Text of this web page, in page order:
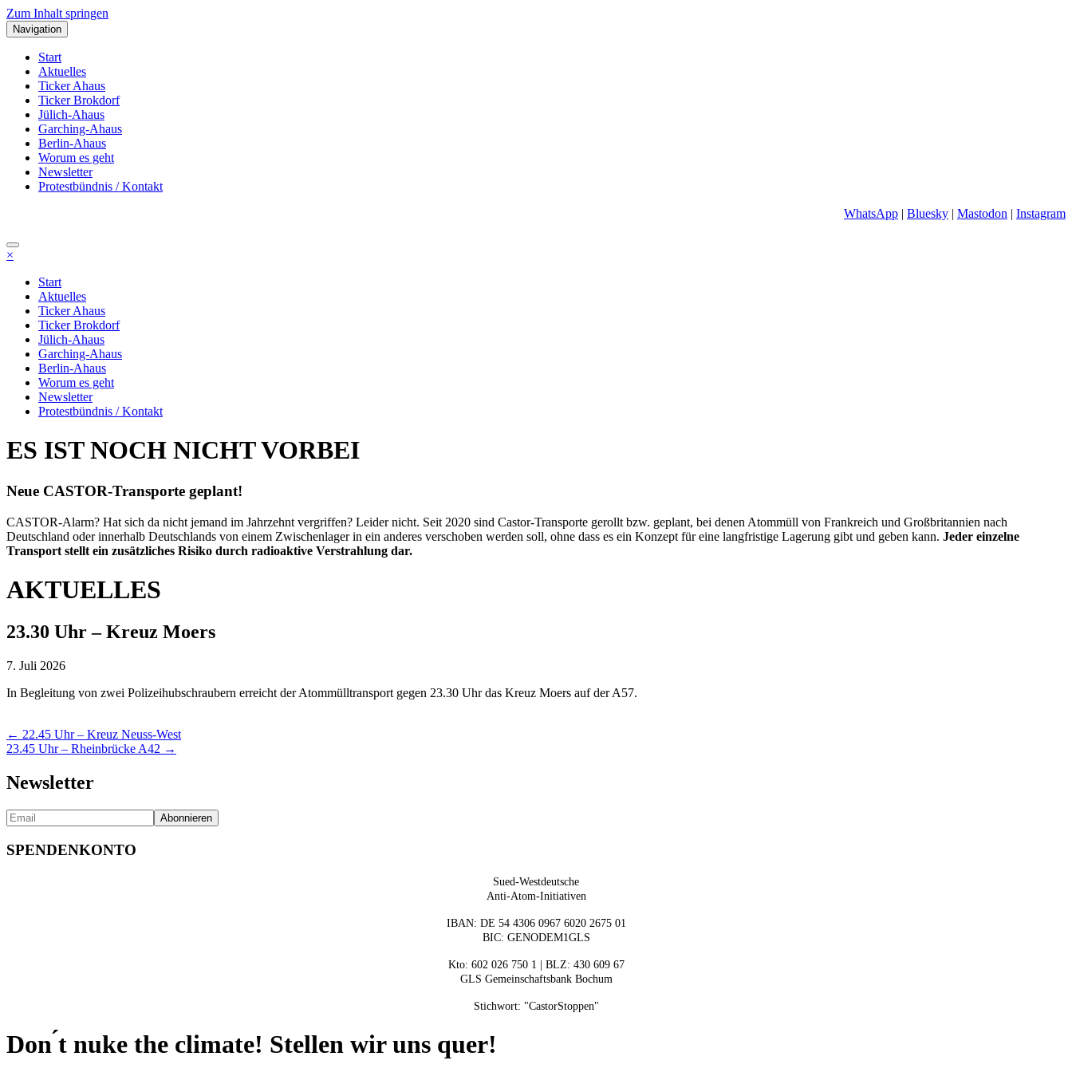
Zum Inhalt springen
Navigation
Start
Aktuelles
Ticker Ahaus
Ticker Brokdorf
Jülich-Ahaus
Garching-Ahaus
Berlin-Ahaus
Worum es geht
Newsletter
Protestbündnis / Kontakt
WhatsApp | Bluesky | Mastodon | Instagram
×
Start
Aktuelles
Ticker Ahaus
Ticker Brokdorf
Jülich-Ahaus
Garching-Ahaus
Berlin-Ahaus
Worum es geht
Newsletter
Protestbündnis / Kontakt
ES IST NOCH NICHT VORBEI
Neue CASTOR-Transporte geplant!
CASTOR-Alarm? Hat sich da nicht jemand im Jahrzehnt vergriffen? Leider nicht. Seit 2020 sind Castor-Transporte gerollt bzw. geplant, bei denen Atommüll von Frankreich und Großbritannien nach
Deutschland oder innerhalb Deutschlands von einem Zwischenlager in ein anderes verschoben werden soll, ohne dass es ein Konzept für eine langfristige Lagerung gibt und geben kann. Jeder einzelne
Transport stellt ein zusätzliches Risiko durch radioaktive Verstrahlung dar.
AKTUELLES
23.30 Uhr – Kreuz Moers
7. Juli 2026
In Begleitung von zwei Polizeihubschraubern erreicht der Atommülltransport gegen 23.30 Uhr das Kreuz Moers auf der A57.
Posts
navigation
← 22.45 Uhr – Kreuz Neuss-West
23.45 Uhr – Rheinbrücke A42 →
Newsletter
SPENDENKONTO
Sued-Westdeutsche
Anti-Atom-Initiativen
IBAN: DE 54 4306 0967 6020 2675 01
BIC: GENODEM1GLS
Kto: 602 026 750 1 | BLZ: 430 609 67
GLS Gemeinschaftsbank Bochum
Stichwort: "CastorStoppen"
Don ́t nuke the climate! Stellen wir uns quer!